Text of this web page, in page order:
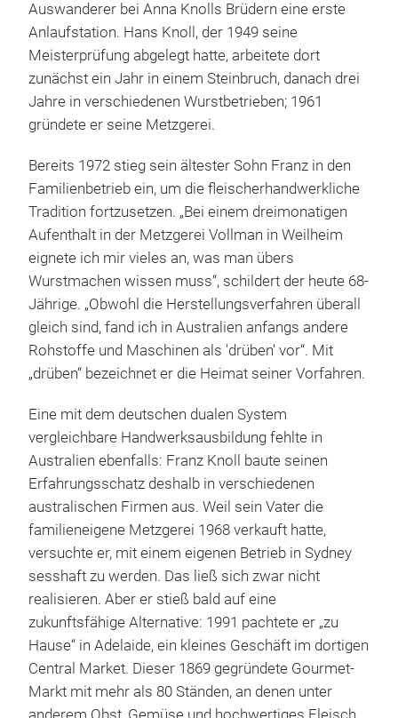
Auswanderer bei Anna Knolls Brüdern eine erste
Anlaufstation. Hans Knoll, der 1949 seine
Meisterprüfung abgelegt hatte, arbeitete dort
zunächst ein Jahr in einem Steinbruch, danach drei
Jahre in verschiedenen Wurstbetrieben; 1961
gründete er seine Metzgerei.
Bereits 1972 stieg sein ältester Sohn Franz in den
Familienbetrieb ein, um die fleischerhandwerkliche
Tradition fortzusetzen. „Bei einem dreimonatigen
Aufenthalt in der Metzgerei Vollman in Weilheim
eignete ich mir vieles an, was man übers
Wurstmachen wissen muss“, schildert der heute 68-
Jährige. „Obwohl die Herstellungsverfahren überall
gleich sind, fand ich in Australien anfangs andere
Rohstoffe und Maschinen als 'drüben' vor“. Mit
„drüben“ bezeichnet er die Heimat seiner Vorfahren.
Eine mit dem deutschen dualen System
vergleichbare Handwerksausbildung fehlte in
Australien ebenfalls: Franz Knoll baute seinen
Erfahrungsschatz deshalb in verschiedenen
australischen Firmen aus. Weil sein Vater die
familieneigene Metzgerei 1968 verkauft hatte,
versuchte er, mit einem eigenen Betrieb in Sydney
sesshaft zu werden. Das ließ sich zwar nicht
realisieren. Aber er stieß bald auf eine
zukunftsfähige Alternative: 1991 pachtete er „zu
Hause“ in Adelaide, ein kleines Geschäft im dortigen
Central Market. Dieser 1869 gegründete Gourmet-
Markt mit mehr als 80 Ständen, an denen unter